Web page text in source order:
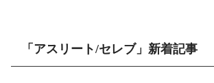
「アスリート/セレブ」新着記事